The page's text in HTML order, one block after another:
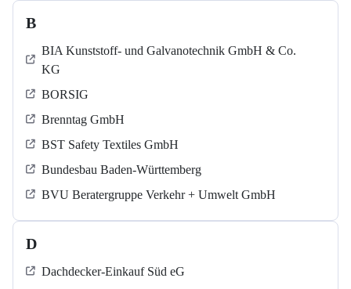
B
BIA Kunststoff- und Galvanotechnik GmbH & Co.
KG
BORSIG
Brenntag GmbH
BST Safety Textiles GmbH
Bundesbau Baden-Württemberg
BVU Beratergruppe Verkehr + Umwelt GmbH
D
Dachdecker-Einkauf Süd eG